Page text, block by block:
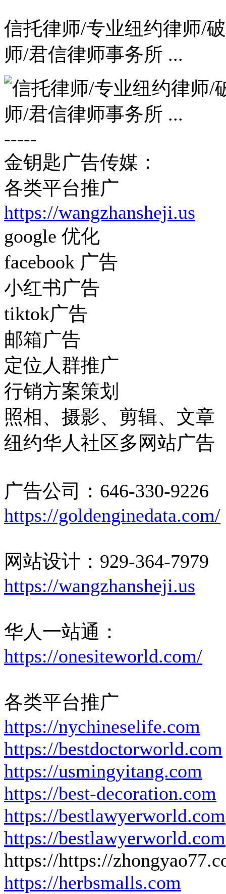
信托律师/专业纽约律师/
师/君信律师事务所 ...
-----
金钥匙广告传媒：
各类平台推广
https://wangzhansheji.us
google 优化
facebook 广告
小红书广告
tiktok广告
邮箱广告
定位人群推广
行销方案策划
照相、摄影、剪辑
纽约华人社区多网站广告
广告公司：646-330-9226
https://goldenginedata.com/
网站设计：929-364-7979
https://wangzhansheji.us
华人一站通：
https://onesiteworld.com/
各类平台推广
https://nychineselife.com
https://bestdoctorworld.com
https://usmingyitang.com
https://best-decoration.com
https://bestlawyerworld.com
https://bestlawyerworld.com
https://https://
https://herbsmalls.com